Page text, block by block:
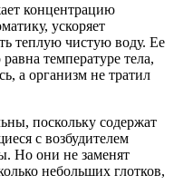
концентрацию
ускоряет
теплую чистую воду. Ее
температуре тела,
а организм не тратил
поскольку содержат
с возбудителем
Но они не заменят
небольших глотков,